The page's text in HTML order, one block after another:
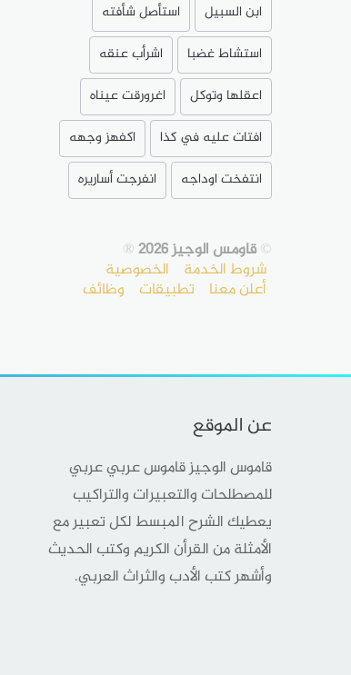
ابن السبيل
استأصل شأفته
استشاط غضبا
اشرأب عنقه
اعقلها وتوكل
اغرورقت عيناه
افتات عليه في كذا
اكفهز وجهه
انتفخت اوداجه
انفرجت أساريره
©قاومس الوجيز 2026 ®
شروط الخدمة الخصوصية
أعلن معنا تطبيقات وظائف
عن الموقع
قاموس الوجيز قاموس عربي عربي
للمصطلحات والتعبيرات والتراكيب
يعطيك الشرح المبسط لكل تعبير مع
الأمثلة من القرأن الكريم وكتب الحديث
وأشهر كتب الأدب والثراث العربي.